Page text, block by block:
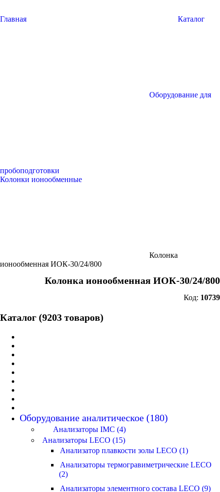
Главная Каталог
Оборудование для
пробоподготовки
Колонки ионообменные
Колонка
ионообменная ИОК-30/24/800
Колонка ионообменная ИОК-30/24/800
Код: 10739
Каталог (9203 товаров)
Оборудование аналитическое (180)
Анализаторы IMC (4)
Анализаторы LECO (15)
Анализатор плавкости золы LECO (1)
Анализаторы термогравиметрические LECO
(2)
Анализаторы элементного состава LECO (9)